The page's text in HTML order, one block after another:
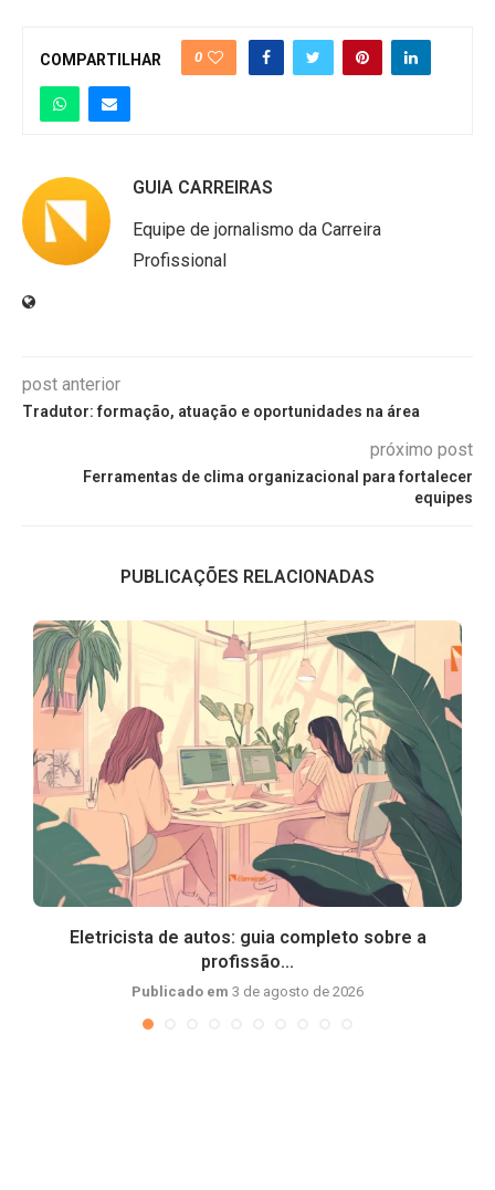
COMPARTILHAR 0
GUIA CARREIRAS
Equipe de jornalismo da Carreira
Profissional
post anterior
Tradutor: formação, atuação e oportunidades na área
próximo post
Ferramentas de clima organizacional para fortalecer
equipes
PUBLICAÇÕES RELACIONADAS
Eletricista de autos: guia completo sobre a
profissão...
Publicado em 3 de agosto de 2026